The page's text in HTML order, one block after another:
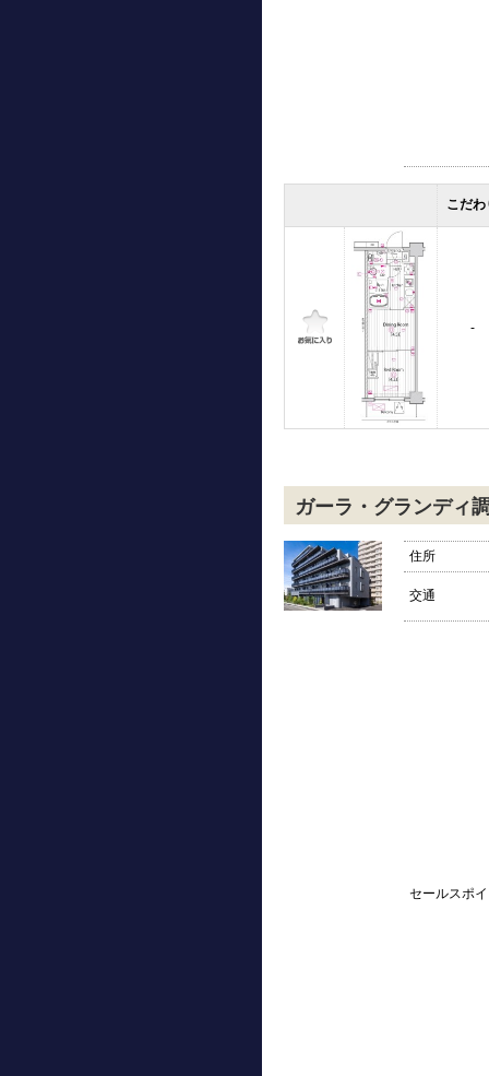
こだわ
-
ガーラ・グランディ
住所
交通
セールスポ